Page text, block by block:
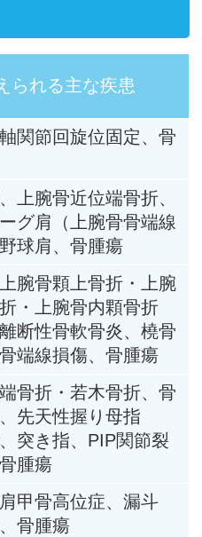
られる主な疾患
関節回旋位固定、骨
上腕骨近位端骨折、
グ肩（上腕骨骨端線
球肩、骨腫瘍
腕骨顆上骨折・上腕
・上腕骨内顆骨折
断性骨軟骨炎、橈骨
端線損傷、骨腫瘍
骨折・若木骨折、骨
先天性握り母指
突き指、PIP関節裂
腫瘍
甲骨高位症、漏斗
骨腫瘍